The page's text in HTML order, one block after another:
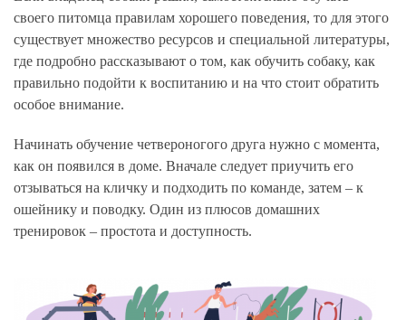
своего питомца правилам хорошего поведения, то для этого
существует множество ресурсов и специальной литературы,
где подробно рассказывают о том, как обучить собаку, как
правильно подойти к воспитанию и на что стоит обратить
особое внимание.
Начинать обучение четвероногого друга нужно с момента,
как он появился в доме. Вначале следует приучить его
отзываться на кличку и подходить по команде, затем – к
ошейнику и поводку. Один из плюсов домашних
тренировок – простота и доступность.